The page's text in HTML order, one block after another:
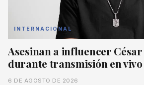
INTERNACIONAL
Asesinan a influencer
durante transmisión en
6 DE AGOSTO DE 2026